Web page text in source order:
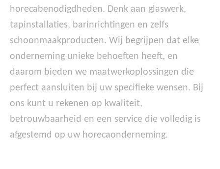
horecabenodigdheden. Denk aan glaswerk,
tapinstallaties, barinrichtingen en zelfs
schoonmaakproducten. Wij begrijpen dat elke
onderneming unieke behoeften heeft, en
daarom bieden we maatwerkoplossingen die
perfect aansluiten bij uw specifieke wensen. Bij
ons kunt u rekenen op kwaliteit,
betrouwbaarheid en een service die volledig is
afgestemd op uw horecaonderneming.